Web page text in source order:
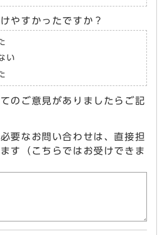
やすかったですか？
い
のご意見がありましたらご記
要なお問い合わせは、直接担
す（こちらではお受けできま